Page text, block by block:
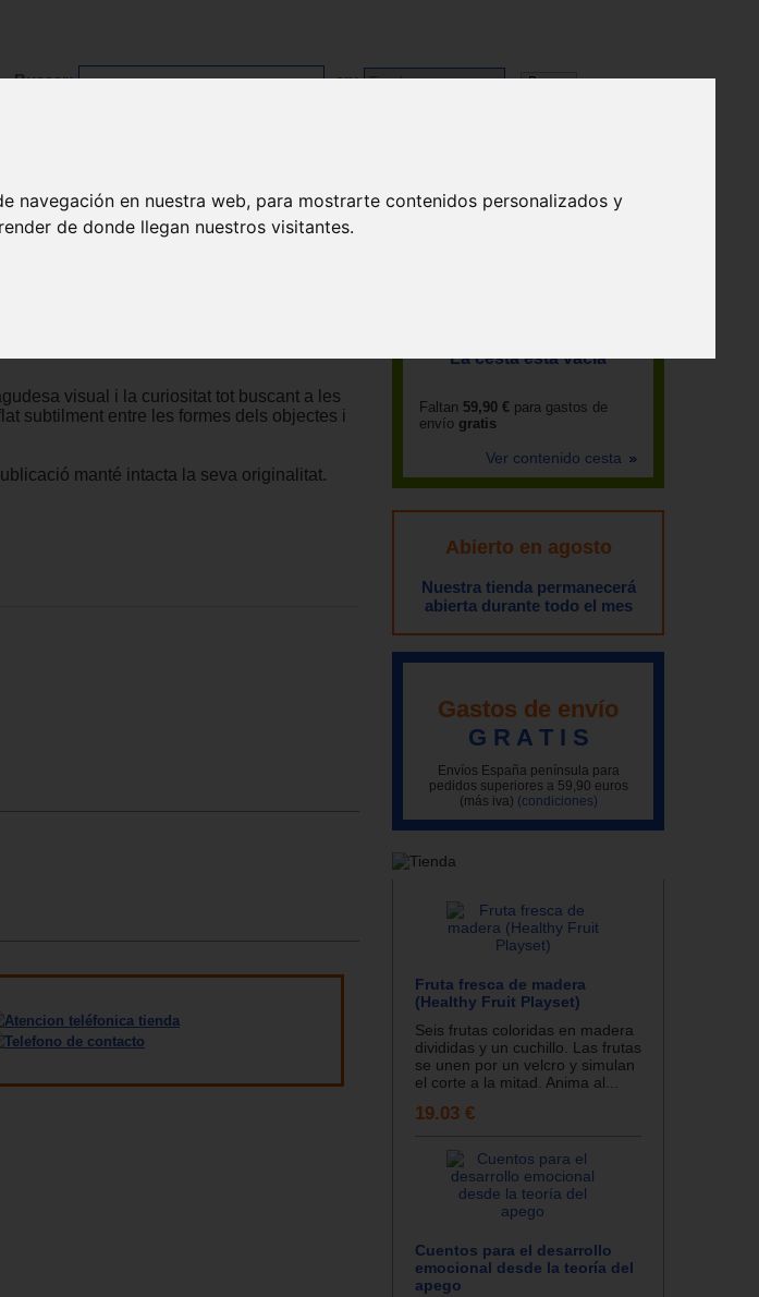
navegación en nuestra web, para mostrarte contenidos personalizados y
de donde llegan nuestros visitantes.
Buscar: en:
visual i la curiositat tot buscant a les
subtilment entre les formes dels objectes i
manté intacta la seva originalitat.
La cesta está vacía
Faltan 59,90 € para gastos de
envío gratis
Ver contenido cesta
Abierto en agosto
Nuestra tienda permanecerá
abierta durante todo el mes
Gastos de envío
G R A T I S
Envíos España península para
pedidos superiores a 59,90 euros
(más iva) (condiciones)
Fruta fresca de madera
(Healthy Fruit Playset)
Seis frutas coloridas en madera
divididas y un cuchillo. Las frutas
se unen por un velcro y simulan
el corte a la mitad. Anima al...
19.03 €
Cuentos para el desarrollo
emocional desde la teoría del
apego